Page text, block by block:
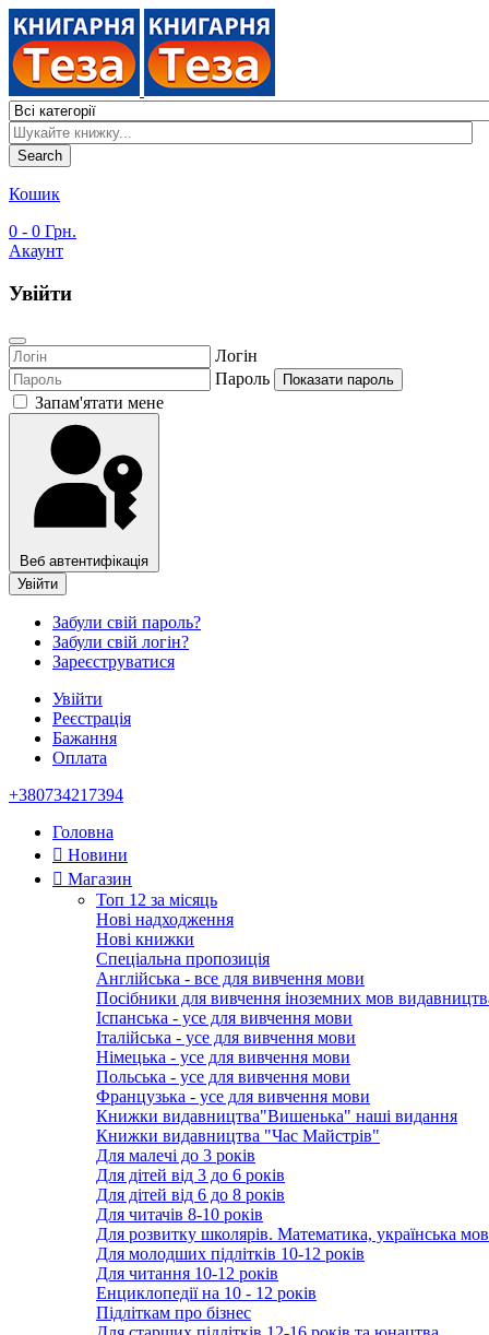
Search
Кошик
0 - 0 Грн.
Акаунт
Увійти
Логін
Пароль
Показати пароль
Запам'ятати мене
Веб автентифікація
Увійти
Забули свій пароль?
Забули свій логін?
Зареєструватися
Увійти
Реєстрація
Бажання
Оплата
+380734217394
Головна
Новини
Магазин
Топ 12 за місяць
Нові надходження
Нові книжки
Спеціальна пропозиція
Англійська - все для вивчення мови
Посібники для вивчення іноземних мов
Іспанська - усе для вивчення мови
Італійська - усе для вивчення мови
Німецька - усе для вивчення мови
Польська - усе для вивчення мови
Французька - усе для вивчення мови
Книжки видавництва"Вишенька" наші видання
Книжки видавництва "Час Майстрів"
Для малечі до 3 років
Для дітей від 3 до 6 років
Для дітей від 6 до 8 років
Для читачів 8-10 років
Для розвитку школярів. Математика, українська
Для молодших підлітків 10-12 років
Для читання 10-12 років
Енциклопедії на 10 - 12 років
Підліткам про бізнес